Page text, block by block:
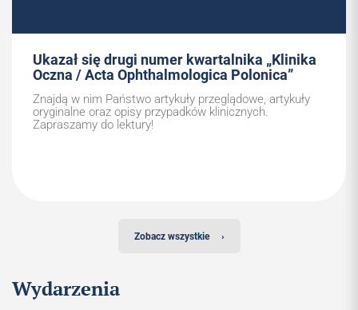
Ukazał się drugi numer kwartalnika „Klinika
Oczna / Acta Ophthalmologica Polonica”
Znajdą w nim Państwo artykuły przeglądowe, artykuły
oryginalne oraz opisy przypadków klinicznych.
Zapraszamy do lektury!
Zobacz wszystkie ›
Wydarzenia